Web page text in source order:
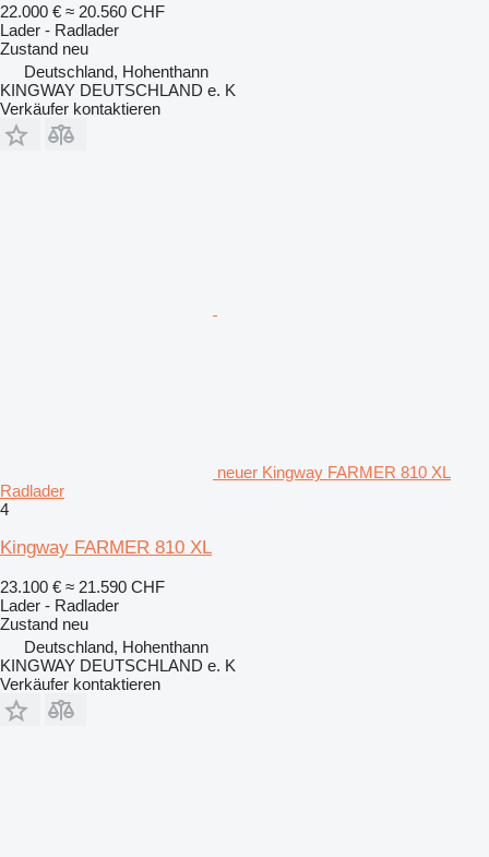
22.000 € ≈ 20.560 CHF
Lader - Radlader
Zustand neu
Deutschland, Hohenthann
KINGWAY DEUTSCHLAND e. K
Verkäufer kontaktieren
neuer Kingway FARMER 810 XL
Radlader
4
Kingway FARMER 810 XL
23.100 € ≈ 21.590 CHF
Lader - Radlader
Zustand neu
Deutschland, Hohenthann
KINGWAY DEUTSCHLAND e. K
Verkäufer kontaktieren